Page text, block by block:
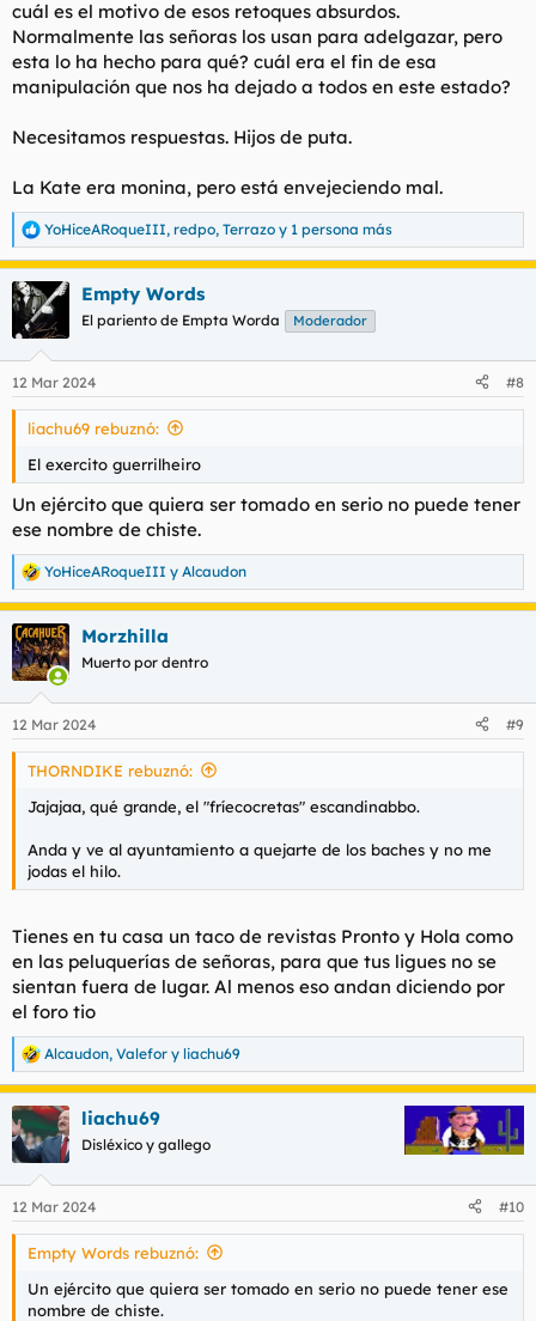
cuál es el motivo de esos retoques absurdos.
Normalmente las señoras los usan para adelgazar, pero
esta lo ha hecho para qué? cuál era el fin de esa
manipulación que nos ha dejado a todos en este estado?
Necesitamos respuestas. Hijos de puta.
La Kate era monina, pero está envejeciendo mal.
R
e
a
c
c
i
e
s
YoHiceARoqueIII, redpo, Terrazo y 1 persona más
Empty Words
El pariento de Empta Worda Moderador
12 Mar 2024 #8
liachu69 rebuznó:
El exercito guerrilheiro
Un ejército que quiera ser tomado en serio no puede tener
ese nombre de chiste.
R
e
a
c
c
i
e
s
YoHiceARoqueIII y Alcaudon
Morzhilla
Muerto por dentro
12 Mar 2024 #9
THORNDIKE rebuznó:
Jajajaa, qué grande, el "fríecocretas" escandinabbo.
Anda y ve al ayuntamiento a quejarte de los baches y no me
jodas el hilo.
Tienes en tu casa un taco de revistas Pronto y Hola como
en las peluquerías de señoras, para que tus ligues no se
sientan fuera de lugar. Al menos eso andan diciendo por
el foro tio
R
e
a
c
c
e
s
Alcaudon, Valefor y liachu69
liachu69
Disléxico y gallego
12 Mar 2024 #10
Empty Words rebuznó:
Un ejército que quiera ser tomado en serio no puede tener ese
nombre de chiste.